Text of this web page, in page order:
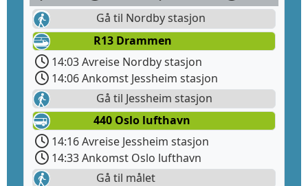
Gå til Nordby stasjon
R13 Drammen
14:03 Avreise Nordby stasjon
14:06 Ankomst Jessheim stasjon
Gå til Jessheim stasjon
440 Oslo lufthavn
14:16 Avreise Jessheim stasjon
14:33 Ankomst Oslo lufthavn
Gå til målet